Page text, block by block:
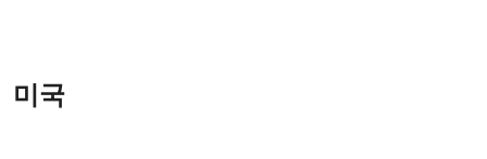
화, 온도 사이클링, 색상 견뢰성 측면에서 점착 적층체의
성능을 평가합니다. 섹션 3은 라벨 인쇄의 내구성에 관
한 800가지 이상의 안전 표준을 공시했습니다. UPM 라
플라탁의 내구성 라벨 인증서는 다음과 같습니다.
미국